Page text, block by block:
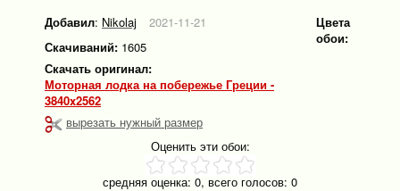
Добавил: Nikolaj
2021-11-21
Скачиваний: 1605
Скачать оригинал:
Моторная лодка на побережье Греции -
3840x2562
вырезать нужный размер
Цвета
обои:
Оценить эти обои:
средняя оценка: 0, всего голосов: 0